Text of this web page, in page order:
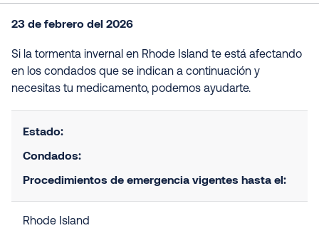
23 de febrero del 2026
Si la tormenta invernal en Rhode Island te está afectando
en los condados que se indican a continuación y
necesitas tu medicamento, podemos ayudarte.
Estado:
Condados:
Procedimientos de emergencia vigentes hasta el:
Rhode Island